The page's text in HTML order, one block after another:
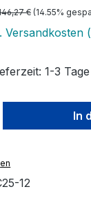
Preis:
€ (14.55%
Versandkosten
1-3 Tage
Gib den
In
12